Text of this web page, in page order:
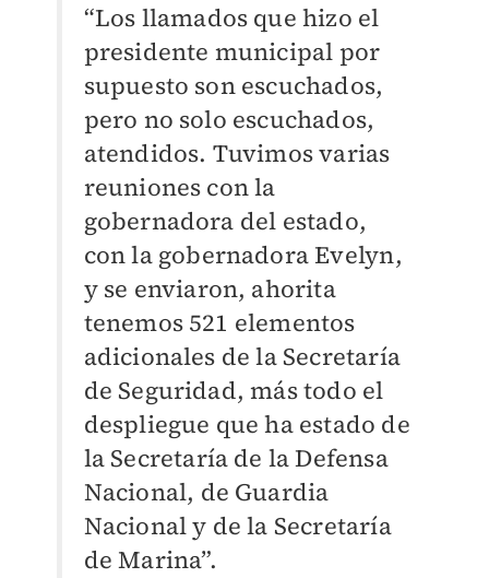
“Los llamados que hizo el
presidente municipal por
supuesto son escuchados,
pero no solo escuchados,
atendidos. Tuvimos varias
reuniones con la
gobernadora del estado,
con la gobernadora Evelyn,
y se enviaron, ahorita
tenemos 521 elementos
adicionales de la Secretaría
de Seguridad, más todo el
despliegue que ha estado de
la Secretaría de la Defensa
Nacional, de Guardia
Nacional y de la Secretaría
de Marina”.